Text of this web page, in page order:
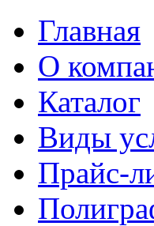
Главная
О
Каталог
Виды
Прайс-